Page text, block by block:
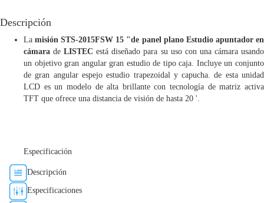
STL
2012P
STL
2015
FWS
STL
2015PT
Descripción
Lamisión STS-2015FSW 15 "de panel plano Estudio apuntador en
cámara deLISTEC está diseñado para su uso con una cámara usando
un objetivo gran angular gran estudio de tipo caja. Incluye un conjunto
de gran angular espejo estudio trapezoidal y capucha. de esta unidad
LCD es un modelo de alta brillante con tecnología de matriz activa
TFT que ofrece una distancia de visión de hasta 20 '.
Especificación
Descripción
Especificaciones